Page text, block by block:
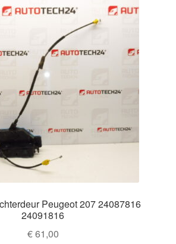
Peugeot 207 24087816
24091816
€61,00